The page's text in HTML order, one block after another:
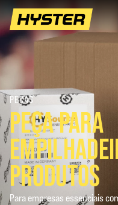
PEÇAS
PEÇA PARA
PRODUTOS
Para empresas essenciais